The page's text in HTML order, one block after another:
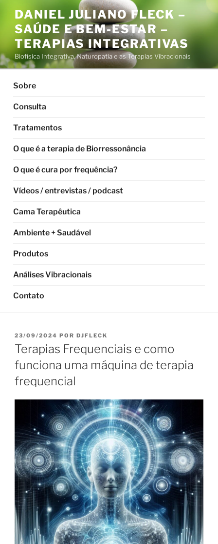
conteúdo
DANIEL JULIANO FLECK –
SAÚDE E BEM-ESTAR –
TERAPIAS INTEGRATIVAS
Biofísica Integrativa, Naturopatia e as Terapias Vibracionais
Sobre
Consulta
Tratamentos
O que é a terapia de Biorressonância
O que é cura por frequência?
Vídeos / entrevistas / podcast
Cama Terapêutica
Ambiente + Saudável
Produtos
Análises Vibracionais
Contato
PUBLICADO
EM
23/09/2024 POR DJFLECK
Terapias Frequenciais e como
funciona uma máquina de terapia
frequencial